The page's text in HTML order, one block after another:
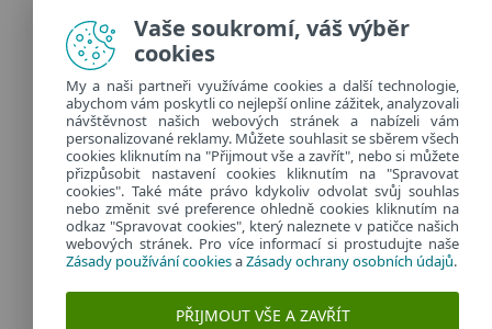
Zásady ochrany osobních údajů
Spravovat cookies
Provozuje:
ESET software spol. s r.o.
Classic 7 Business Park, Jankovcova 1037/49
170 00 Praha 7, Česká republika
IČ: 26467593
Vaše soukromí, váš výběr
cookies
My a naši partneři využíváme cookies a další technologie,
abychom vám poskytli co nejlepší online zážitek, analyzovali
návštěvnost našich webových stránek a nabízeli vám
personalizované reklamy. Můžete souhlasit se sběrem všech
cookies kliknutím na "Přijmout vše a zavřít", nebo si můžete
přizpůsobit nastavení cookies kliknutím na "Spravovat
cookies". Také máte právo kdykoliv odvolat svůj souhlas
nebo změnit své preference ohledně cookies kliknutím na
odkaz "Spravovat cookies", který naleznete v patičce našich
webových stránek. Pro více informací si prostudujte naše
Zásady používání cookiesaZásady ochrany osobních údajů.
PŘIJMOUT VŠE A ZAVŘÍT